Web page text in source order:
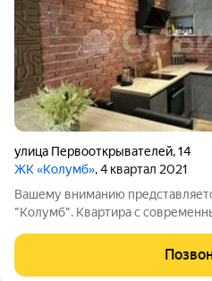
улица Первооткрывателей,14
ЖК «Колумб», 4 квартал 2021
Вашему вниманию
"Колумб". Квартира с
продажи в квартире остается
установлено видеонаблюдение ,